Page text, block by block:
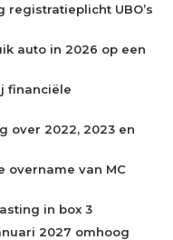
UBO’s
auto in 2026 op een
financiële
over 2022, 2023 en
overname van MC
in box 3
2027 omhoog